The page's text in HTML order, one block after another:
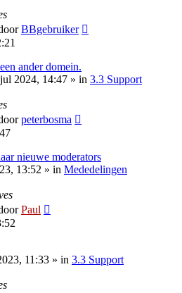
BBgebruiker
ander domein.
2024, 14:47 » in 3.3 Support
peterbosma
nieuwe moderators
13:52 » in Mededelingen
Paul
11:33 » in 3.3 Support